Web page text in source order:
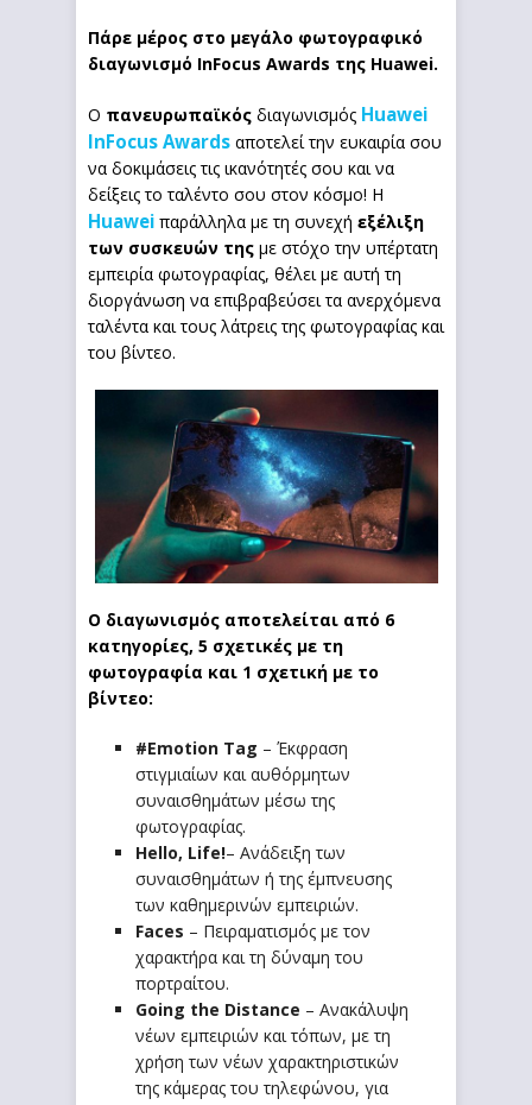
Πάρε μέρος στο μεγάλο φωτογραφικό
διαγωνισμό InFocus Awards της Huawei.
Ο πανευρωπαϊκός διαγωνισμός Huawei
InFocus Awards αποτελεί την ευκαιρία σου
να δοκιμάσεις τις ικανότητές σου και να
δείξεις το ταλέντο σου στον κόσμο! Η
Huawei παράλληλα με τη συνεχή εξέλιξη
των συσκευών της με στόχο την υπέρτατη
εμπειρία φωτογραφίας, θέλει με αυτή τη
διοργάνωση να επιβραβεύσει τα ανερχόμενα
ταλέντα και τους λάτρεις της φωτογραφίας και
του βίντεο.
Ο διαγωνισμός αποτελείται από 6
κατηγορίες, 5 σχετικές με τη
φωτογραφία και 1 σχετική με το
βίντεο:
#Emotion Tag – Έκφραση
στιγμιαίων και αυθόρμητων
συναισθημάτων μέσω της
φωτογραφίας.
Hello, Life!– Ανάδειξη των
συναισθημάτων ή της έμπνευσης
των καθημερινών εμπειριών.
Faces – Πειραματισμός με τον
χαρακτήρα και τη δύναμη του
πορτραίτου.
Going the Distance – Ανακάλυψη
νέων εμπειριών και τόπων, με τη
χρήση των νέων χαρακτηριστικών
της κάμερας του τηλεφώνου, για